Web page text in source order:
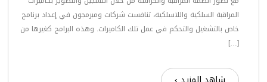
المراقبة السلكية واللاسلكية، تنافست شركات ومبرمجون في إعداد برنامج
خاص بالتشغيل والتحكم في عمل تلك الكاميرات. وهذه البرامج كغيرها من
[…]